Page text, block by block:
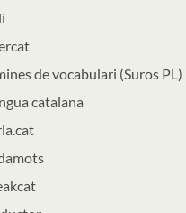
de vocabulari (Suros PL)
catalana